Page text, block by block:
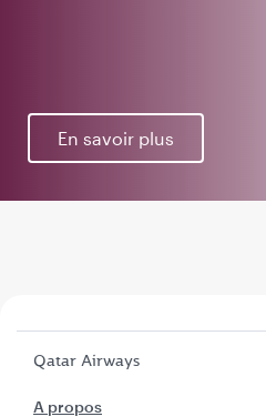
En savoir plus
Qatar Airways
A propos